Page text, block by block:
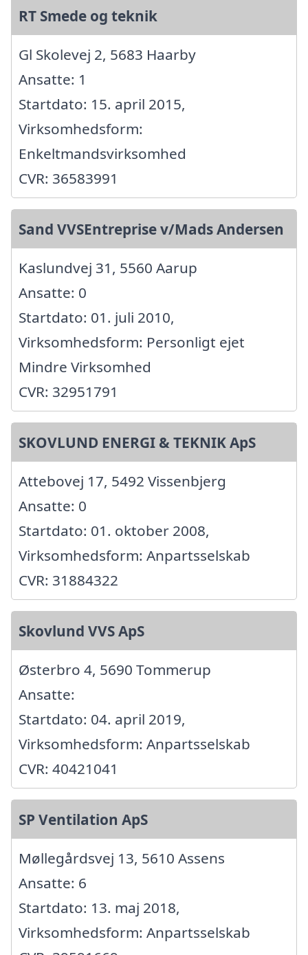
RT Smede og teknik
Gl Skolevej 2, 5683 Haarby
Ansatte: 1
Startdato: 15. april 2015,
Virksomhedsform:
Enkeltmandsvirksomhed
CVR: 36583991
Sand VVSEntreprise v/Mads Andersen
Kaslundvej 31, 5560 Aarup
Ansatte: 0
Startdato: 01. juli 2010,
Virksomhedsform: Personligt ejet
Mindre Virksomhed
CVR: 32951791
SKOVLUND ENERGI & TEKNIK ApS
Attebovej 17, 5492 Vissenbjerg
Ansatte: 0
Startdato: 01. oktober 2008,
Virksomhedsform: Anpartsselskab
CVR: 31884322
Skovlund VVS ApS
Østerbro 4, 5690 Tommerup
Ansatte:
Startdato: 04. april 2019,
Virksomhedsform: Anpartsselskab
CVR: 40421041
SP Ventilation ApS
Møllegårdsvej 13, 5610 Assens
Ansatte: 6
Startdato: 13. maj 2018,
Virksomhedsform: Anpartsselskab